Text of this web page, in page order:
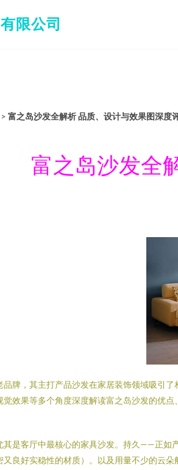
限公司
> 富之岛沙发全解析 品质、设计与效果图深度
富之岛沙发全
牌，其主打产品沙发在家居装饰领域吸引
效果等多个角度深度解读富之岛沙发的优
其是客厅中最核心的家具沙发。持久——正如
良好实稳性的材质）。以及用量不少的云